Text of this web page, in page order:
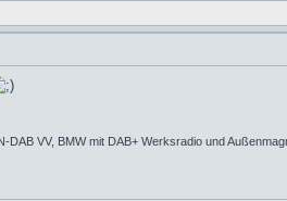
VV, BMW mit DAB+ Werksradio und